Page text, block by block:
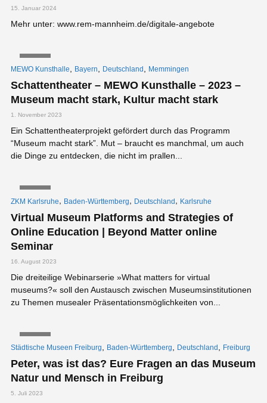
15. Januar 2024
Mehr unter: www.rem-mannheim.de/digitale-angebote
MEWO Kunsthalle Bayern Deutschland Memmingen
Schattentheater – MEWO Kunsthalle – 2023 –
Museum macht stark, Kultur macht stark
1. November 2023
Ein Schattentheaterprojekt gefördert durch das Programm
“Museum macht stark”. Mut – braucht es manchmal, um auch
die Dinge zu entdecken, die nicht im prallen...
ZKM Karlsruhe, Baden-Württemberg, Deutschland, Karlsruhe
Virtual Museum Platforms and Strategies of
Online Education | Beyond Matter online
Seminar
16. August 2023
Die dreiteilige Webinarserie »What matters for virtual
museums?« soll den Austausch zwischen Museumsinstitutionen
zu Themen musealer Präsentationsmöglichkeiten von...
Städtische Museen Freiburg Baden-Württemberg Deutschland Freiburg
Peter, was ist das? Eure Fragen an das Museum
Natur und Mensch in Freiburg
5. Juli 2023